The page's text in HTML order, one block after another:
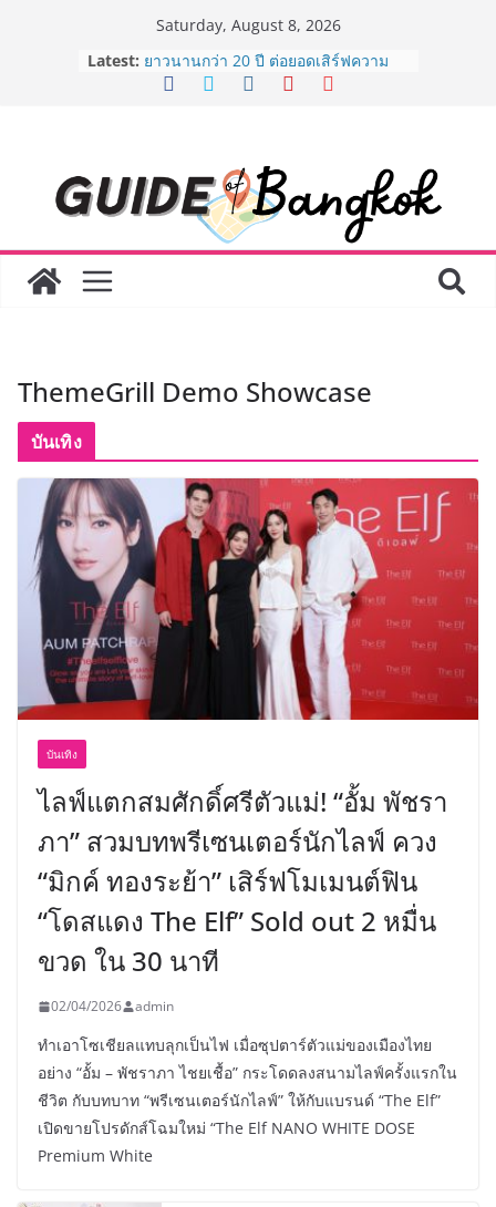
Saturday, August 8, 2026
Latest: AirAsia X SEE FAH พันธมิตรทางธุรกิจ
ยาวนานกว่า 20 ปี ต่อยอดเสิร์ฟความ
“BIO TRADE CONNECT 2026” ยก
ระดับผลิตภัณฑ์ท้องถิ่นสู่ตลาดเชิง
พาณิชย์อย่างยั่งยืน
LORDNINE จัดศึกคนดังสายเกม ไทย
ปะทะ ฟิลิปปินส์ ใน “Rise of the Tenth
มหาวิทยาลัยเท่านั้น แต่ยังเตรียมพวก
ประเทศ จัดประชุมใหญ่แห่งปี พบ CEO
“ดร.ปิยะวัฒน์” ถ่ายทอดวิสัยทัศน์ธุรกิจ
พร้อมฟรีคอนเสิร์ต “โชค รถแห่” ยกวง
ThemeGrill Demo Showcase
บันเทิง
บันเทิง
ไลฟ์แตกสมศักดิ์ศรีตัวแม่! “อั้ม พัชรา
ภา” สวมบทพรีเซนเตอร์นักไลฟ์ ควง
“มิกค์ ทองระย้า” เสิร์ฟโมเมนต์ฟิน
“โดสแดง The Elf” Sold out 2 หมื่น
ขวด ใน 30 นาที
02/04/2026 admin
ทำเอาโซเชียลแทบลุกเป็นไฟ เมื่อซุปตาร์ตัวแม่ของเมืองไทย
อย่าง “อั้ม – พัชราภา ไชยเชื้อ” กระโดดลงสนามไลฟ์ครั้งแรกใน
ชีวิต กับบทบาท “พรีเซนเตอร์นักไลฟ์” ให้กับแบรนด์ “The Elf”
เปิดขายโปรดักส์โฉมใหม่ “The Elf NANO WHITE DOSE
Premium White